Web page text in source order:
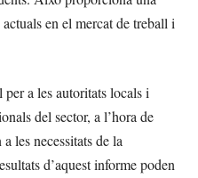
en el mercat de treball i
a les autoritats locals i
del sector, a l’hora de
les necessitats de la
d’aquest informe poden